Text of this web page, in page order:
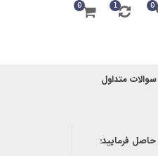
0
1
0
سوالات متداول
فرمایید: